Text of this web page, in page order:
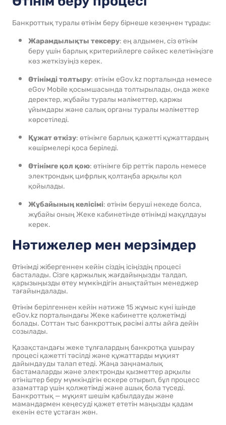
Банкроттық туралы өтінім беру бірнеше кезеңнен тұрады:
Жарамдылықты тексеру: ең алдымен, сіз өтінім
беру үшін барлық критерийлерге сәйкес келетініңізге
көз жеткізуіңіз керек.
Өтінімді толтыру: өтінім eGov.kz порталында немесе
eGov Mobile қосымшасында толтырылады, онда жеке
деректер, жұбайы туралы мәліметтер, қаржы
ұйымдары және салық органы туралы мәліметтер
көрсетіледі.
Құжат өткізу: өтінімге барлық қажетті құжаттардың
көшірмелері қоса беріледі.
Өтінімге қол қою: өтінімге бір реттік пароль немесе
электрондық цифрлық қолтаңба арқылы қол
қойылады.
Жұбайының келісімі: өтінім беруші некеде болса,
жұбайы оның Жеке кабинетінде өтінімді мақұлдауы
керек.
Нәтижелер мен мерзімдер
Өтінімді жібергеннен кейін сіздің ісіңіздің процесі
басталады. Сізге қаржылық жағдайыңызды талдап,
қарызыңызды өтеу мүмкіндігін анықтайтын менеджер
тағайындалады.
Өтінім берілгеннен кейін нәтиже 15 жұмыс күні ішінде
eGov.kz порталындағы Жеке кабинетте қолжетімді
болады. Соттан тыс банкроттық рәсімі алты айға дейін
созылады.
Қазақстандағы жеке тұлғалардың банкротқа ұшырау
процесі қажетті тәсілді және құжаттарды мұқият
дайындауды талап етеді. Жаңа заңнамалық
бастамаларды және электронды қызметтер арқылы
өтініштер беру мүмкіндігін ескере отырып, бұл процесс
азаматтар үшін қолжетімді және ашық бола түседі.
Банкроттық — мұқият шешім қабылдауды және
мамандармен кеңесуді қажет ететін маңызды қадам
екенін есте ұстаған жөн.